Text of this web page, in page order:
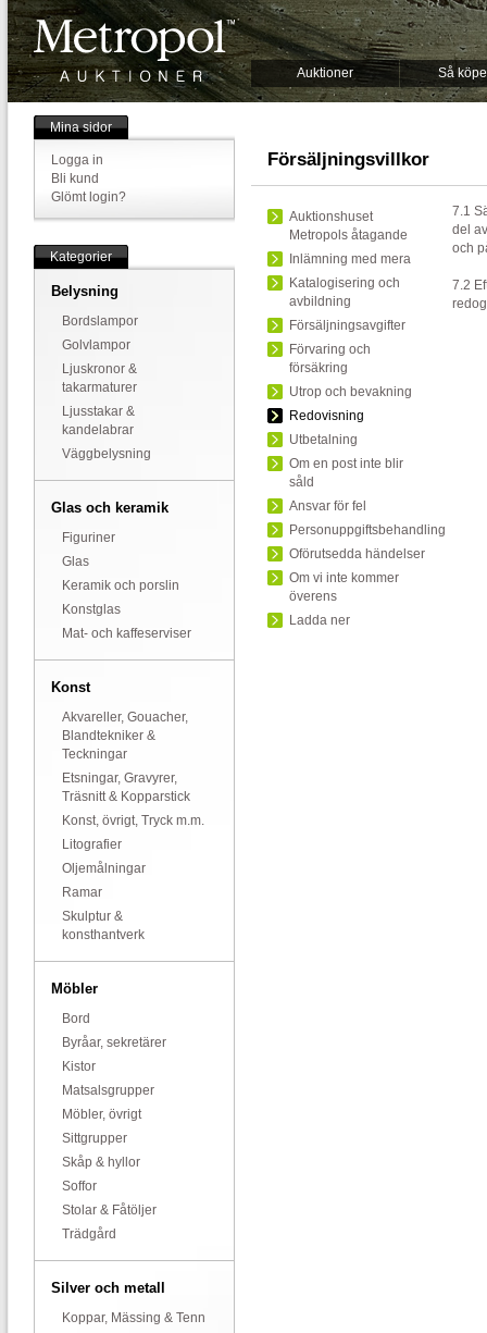
Auktioner Så
Mina sidor
Logga in
Bli kund
Glömt login?
Kategorier
Belysning
Bordslampor
Golvlampor
Ljuskronor &
takarmaturer
Ljusstakar &
kandelabrar
Väggbelysning
Glas och keramik
Figuriner
Glas
Keramik och porslin
Konstglas
Mat- och kaffeserviser
Konst
Akvareller, Gouacher,
Blandtekniker &
Teckningar
Etsningar, Gravyrer,
Träsnitt & Kopparstick
Konst, övrigt, Tryck m.m.
Litografier
Oljemålningar
Ramar
Skulptur &
konsthantverk
Möbler
Bord
Byråar, sekretärer
Kistor
Matsalsgrupper
Möbler, övrigt
Sittgrupper
Skåp & hyllor
Soffor
Stolar & Fåtöljer
Trädgård
Silver och metall
Koppar, Mässing & Tenn
Försäljningsvillkor
Auktionshuset
Metropols åtagande
Inlämning med mera
Katalogisering och
avbildning
Försäljningsavgifter
Förvaring och
försäkring
Utrop och bevakning
Redovisning
Utbetalning
Om en post inte blir
såld
Ansvar för fel
Personuppgiftsbehandling
Oförutsedda händelser
Om vi inte kommer
överens
Ladda ner
7.1
del
och
7.2